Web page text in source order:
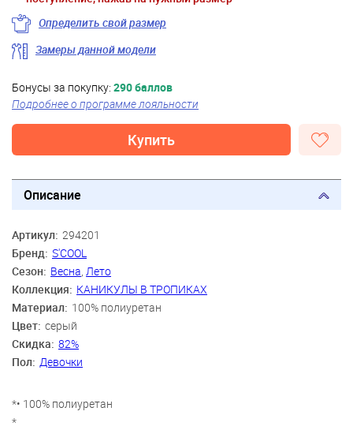
Определить свой размер
Замеры данной модели
Бонусы за покупку: 290 баллов
Подробнее о программе лояльности
Купить
Описание
Артикул: 294201
Бренд: S'COOL
Сезон: Весна Лето
Коллекция: КАНИКУЛЫ В ТРОПИКАХ
Материал: 100% полиуретан
Цвет: серый
Скидка: 82%
Пол: Девочки
*• 100% полиуретан
*